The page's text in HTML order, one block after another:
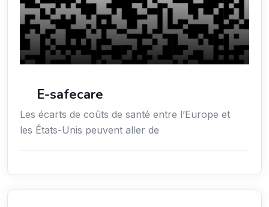
E-safecare
Les écarts de coûts de santé entre l’Europe et
les États-Unis peuvent aller de